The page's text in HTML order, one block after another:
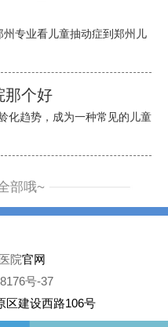
专业看儿童抽动症到郑州儿
那个好
化趋势，成为一种常见的儿童
部哦~
院官网
号-37
区建设西路106号